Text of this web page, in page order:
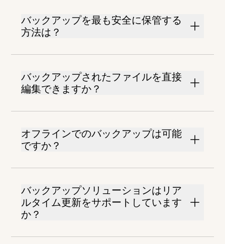
バックアップを最も安全に保管する
方法は？
バックアップされたファイルを直接
編集できますか？
オフラインでのバックアップは可能
ですか？
バックアップソリューションはリア
ルタイム更新をサポートしています
か？